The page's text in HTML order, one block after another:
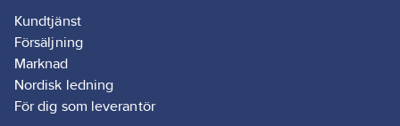
vitvaror som
diskmaskiner eller i
andra utrymmen där
risk för vattenläckage
finns.
Sensorfunktionen
Kundtjänst
Försäljning
Marknad
Nordisk ledning
För dig som leverantör